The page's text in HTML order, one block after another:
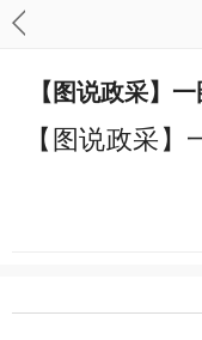
【图说政采】
【图说政采